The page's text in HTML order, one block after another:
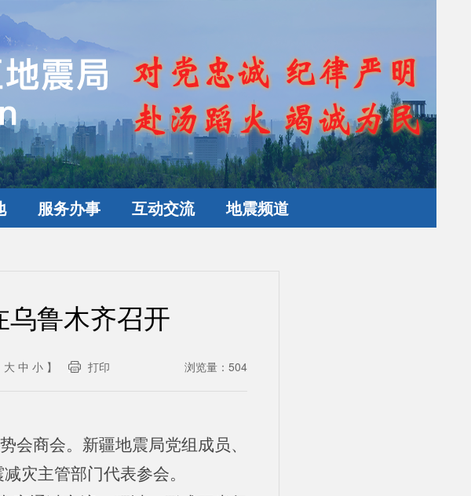
服务办事 互动交流 地震频道
鲁木齐召开
大 中 小 】 打印 浏览量： 504
会商会。新疆地震局党组成员、
灾主管部门代表参会。